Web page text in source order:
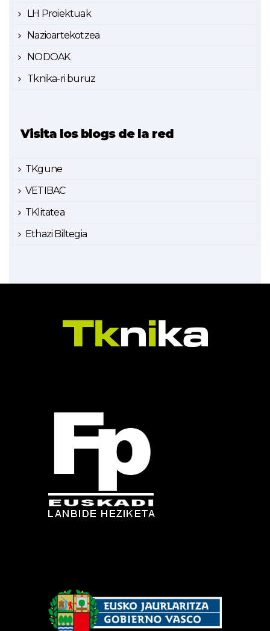
LH Proiektuak
Nazioartekotzea
NODOAK
Tknika-ri buruz
Visita los blogs de la red
TKgune
VETIBAC
TKlitatea
Ethazi Biltegia